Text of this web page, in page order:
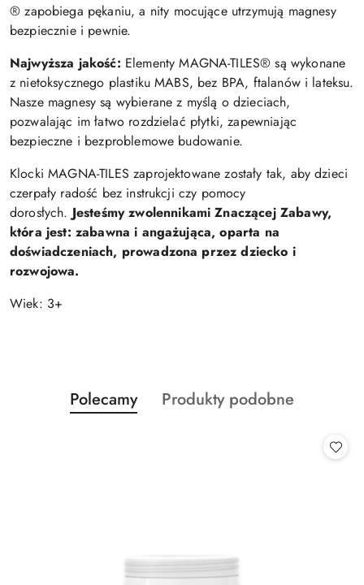
® zapobiega pękaniu, a nity mocujące utrzymują magnesy
bezpiecznie i pewnie.
Najwyższa jakość: Elementy MAGNA-TILES® są wykonane
z nietoksycznego plastiku MABS, bez BPA, ftalanów i lateksu.
Nasze magnesy są wybierane z myślą o dzieciach,
pozwalając im łatwo rozdzielać płytki, zapewniając
bezpieczne i bezproblemowe budowanie.
Klocki MAGNA-TILES zaprojektowane zostały tak, aby dzieci
czerpały radość bez instrukcji czy pomocy
dorosłych. Jesteśmy zwolennikami Znaczącej Zabawy,
która jest: zabawna i angażująca, oparta na
doświadczeniach, prowadzona przez dziecko i
rozwojowa.
Wiek: 3+
Pomiń karuzelę produktów
Produkty
o
Polecamy
Produkty
Produkty podobne